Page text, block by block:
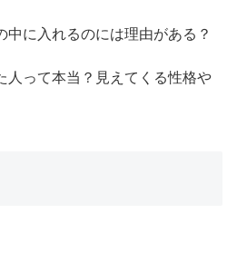
中に入れるのには理由がある？
人って本当？見えてくる性格や